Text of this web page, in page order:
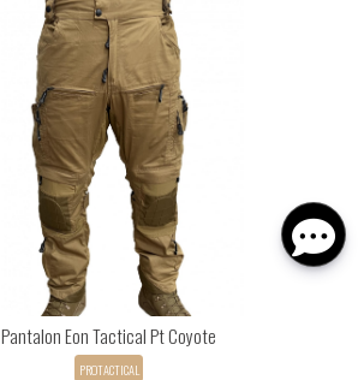
Pantalon Eon Tactical Pt Coyote
PROTACTICAL